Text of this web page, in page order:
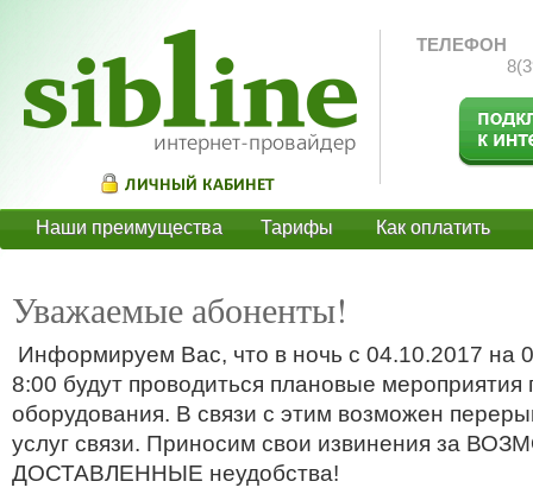
ТЕЛЕФОН
Наши преимущества Тарифы Как оплатить
Уважаемые абоненты!
Информируем Вас, что в ночь с 04.10.2017 на
8:00 будут проводиться плановые
оборудования. В связи с этим возможен
услуг связи. Приносим свои извинения за
ДОСТАВЛЕННЫЕ неудобства!